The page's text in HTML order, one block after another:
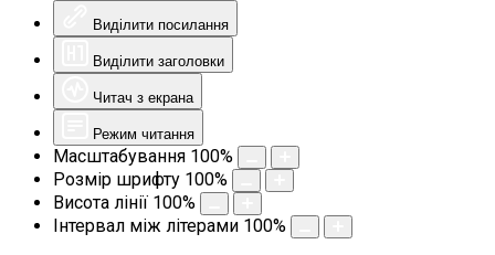
Виділити посилання
Виділити заголовки
Читач з екрана
Режим читання
Масштабування 100%
Розмір шрифту 100%
Висота лінії 100%
Інтервал між літерами 100%